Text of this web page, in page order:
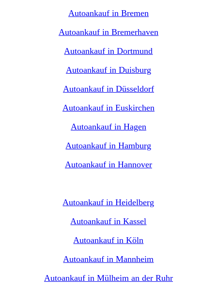
Autoankauf in Bremen
Autoankauf in Bremerhaven
Autoankauf in Dortmund
Autoankauf in Duisburg
Autoankauf in Düsseldorf
Autoankauf in Euskirchen
Autoankauf in Hagen
Autoankauf in Hamburg
Autoankauf in Hannover
Autoankauf in Heidelberg
Autoankauf in Kassel
Autoankauf in Köln
Autoankauf in Mannheim
Autoankauf in Mülheim an der Ruhr